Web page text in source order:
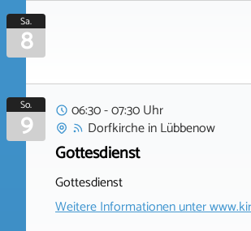
Sa.
8
So.
9
06:30 - 07:30 Uhr
DorfkircheinLübbenow
Gottesdienst
Gottesdienst
Weitere Informationen unter